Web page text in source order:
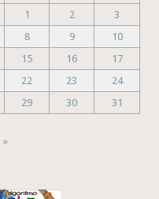
1
2
3
8 9
10
15 16
17
22 23
24
29 30 31
»